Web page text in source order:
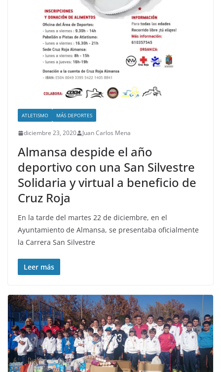
ATLETISMO MÁS DEPORTES
diciembre 23, 2020 Juan Carlos Mena
Almansa despide el año
deportivo con una San Silvestre
Solidaria y virtual a beneficio de
Cruz Roja
En la tarde del martes 22 de diciembre, en el
Ayuntamiento de Almansa, se presentaba oficialmente
la Carrera San Silvestre
Leer más